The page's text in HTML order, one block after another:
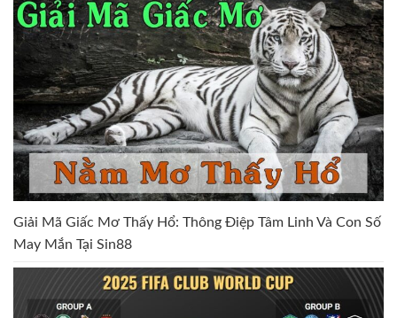
Giải Mã Giấc Mơ Thấy Hổ: Thông Điệp Tâm Linh Và Con Số
May Mắn Tại Sin88